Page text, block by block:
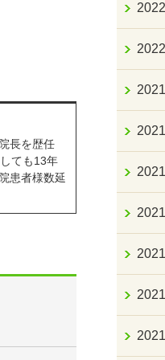
長を歴任
ても13年
患者様数延